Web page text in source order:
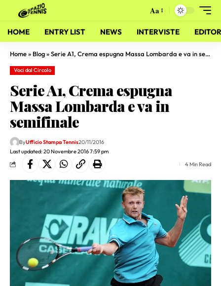
Aa
HOME ENTRY LIST NEWS INTERVISTE
Home» Blog»Serie A1, Crema espugna Massa Lombarda e va in semifinale
Voci dal Circolo
Serie A1, Crema espugna
Massa Lombarda e va in
semifinale
Last updated: 20 Novembre 2016 7:59 pm
ByUfficio Stampa Tennis20/11/2016
4 Min Read